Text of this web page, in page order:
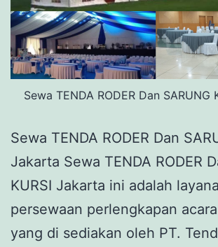
Sewa TENDA RODER Dan SARUNG
Sewa TENDA RODER Dan
Jakarta Sewa TENDA RODER
KURSI Jakarta ini adalah
persewaan perlengkapan
yang di sediakan oleh PT.